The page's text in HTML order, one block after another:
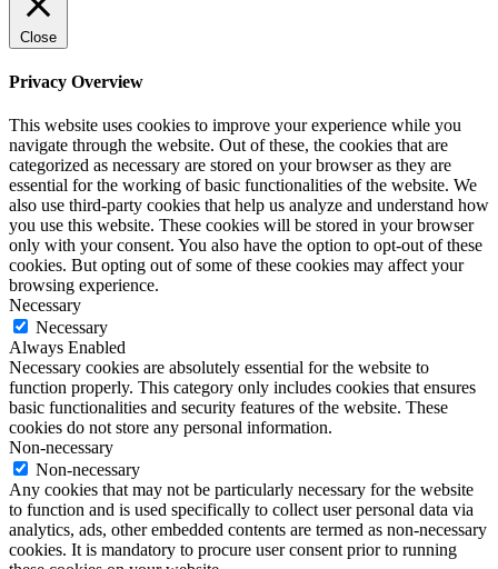
Close
Privacy Overview
This website uses cookies to improve your experience while you
navigate through the website. Out of these, the cookies that are
categorized as necessary are stored on your browser as they are
essential for the working of basic functionalities of the website. We
also use third-party cookies that help us analyze and understand how
you use this website. These cookies will be stored in your browser
only with your consent. You also have the option to opt-out of these
cookies. But opting out of some of these cookies may affect your
browsing experience.
Necessary
Necessary
Always Enabled
Necessary cookies are absolutely essential for the website to
function properly. This category only includes cookies that ensures
basic functionalities and security features of the website. These
cookies do not store any personal information.
Non-necessary
Non-necessary
Any cookies that may not be particularly necessary for the website
to function and is used specifically to collect user personal data via
analytics, ads, other embedded contents are termed as non-necessary
cookies. It is mandatory to procure user consent prior to running